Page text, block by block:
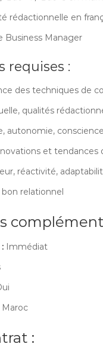
rédactionnelle en
Business Manager
requises :
des techniques de
qualités
autonomie,
et tendances
réactivité,
bon relationnel
Immédiat
Maroc
: